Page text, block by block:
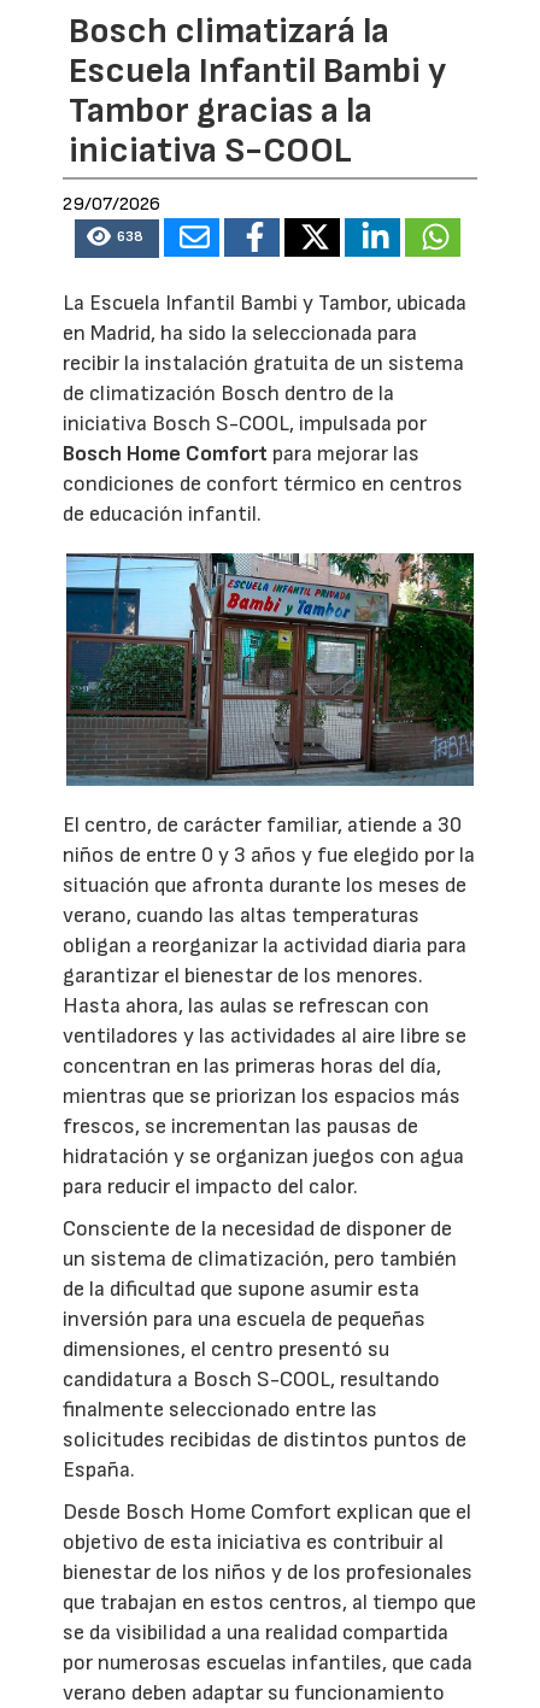
Bosch climatizará la
Escuela Infantil Bambi y
Tambor gracias a la
iniciativa S-COOL
29/07/2026
638
La Escuela Infantil Bambi y Tambor, ubicada
en Madrid, ha sido la seleccionada para
recibir la instalación gratuita de un sistema
de climatización Bosch dentro de la
iniciativa Bosch S-COOL, impulsada por
Bosch Home Comfort para mejorar las
condiciones de confort térmico en centros
de educación infantil.
El centro, de carácter familiar, atiende a 30
niños de entre 0 y 3 años y fue elegido por la
situación que afronta durante los meses de
verano, cuando las altas temperaturas
obligan a reorganizar la actividad diaria para
garantizar el bienestar de los menores.
Hasta ahora, las aulas se refrescan con
ventiladores y las actividades al aire libre se
concentran en las primeras horas del día,
mientras que se priorizan los espacios más
frescos, se incrementan las pausas de
hidratación y se organizan juegos con agua
para reducir el impacto del calor.
Consciente de la necesidad de disponer de
un sistema de climatización, pero también
de la dificultad que supone asumir esta
inversión para una escuela de pequeñas
dimensiones, el centro presentó su
candidatura a Bosch S-COOL, resultando
finalmente seleccionado entre las
solicitudes recibidas de distintos puntos de
España.
Desde Bosch Home Comfort explican que el
objetivo de esta iniciativa es contribuir al
bienestar de los niños y de los profesionales
que trabajan en estos centros, al tiempo que
se da visibilidad a una realidad compartida
por numerosas escuelas infantiles, que cada
verano deben adaptar su funcionamiento